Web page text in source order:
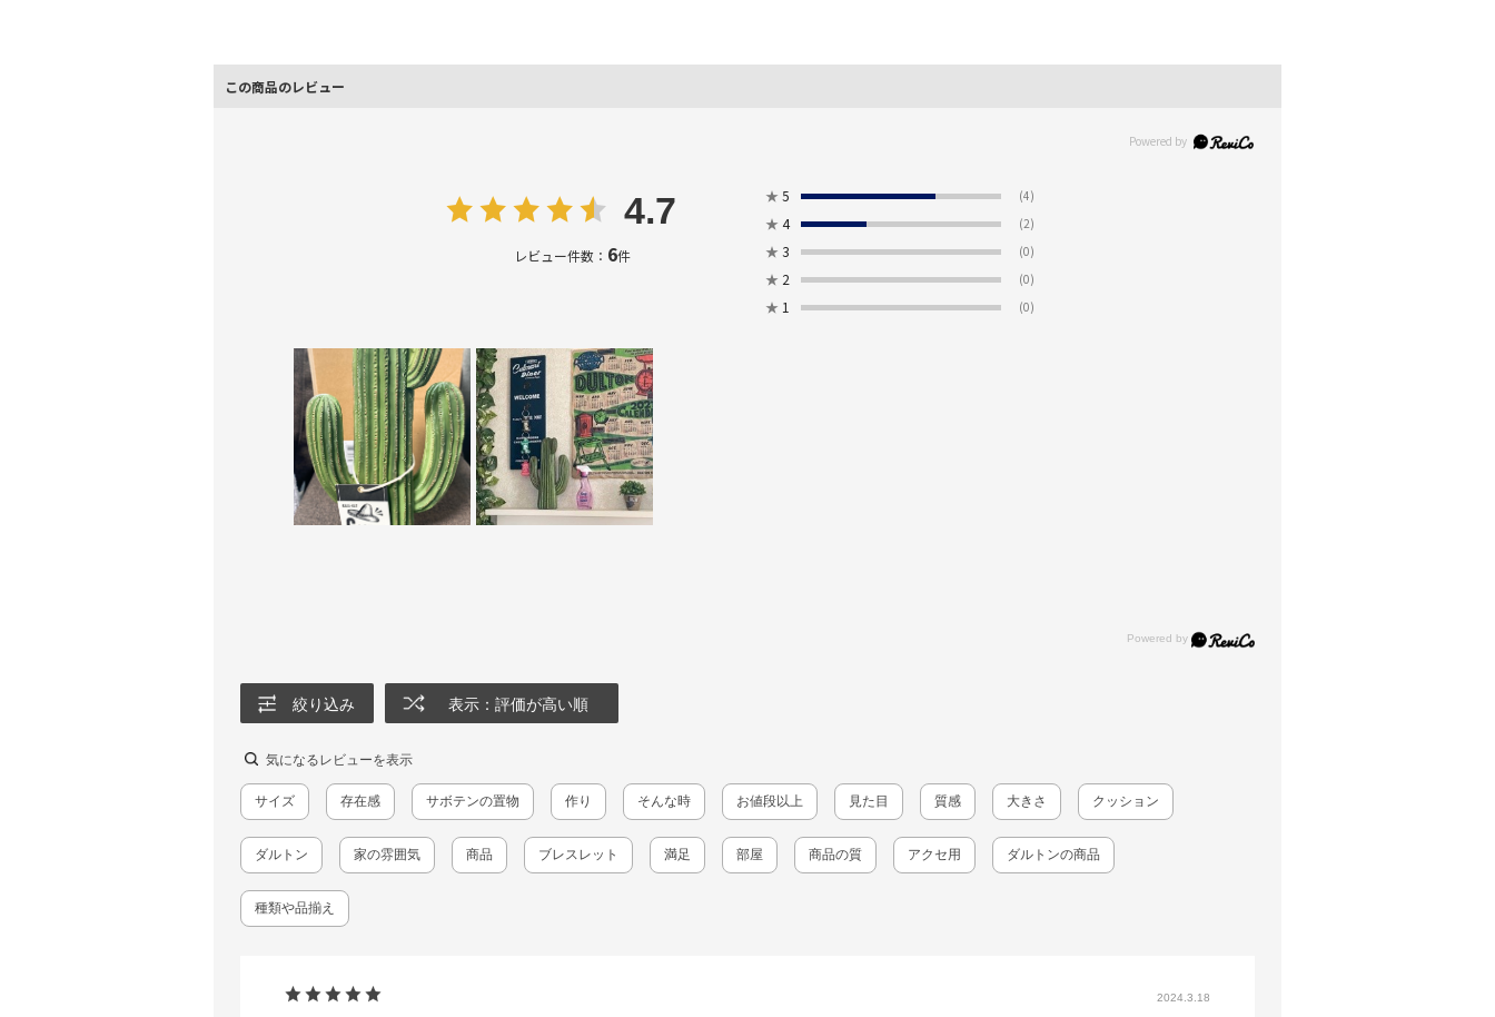
この商品のレビュー
4.7
レビュー件数： 6件
★ 5 (4)
★ 4 (2)
★ 3 (0)
★ 2 (0)
★ 1 (0)
絞り込み 表示：評価が高い順
気になるレビューを表示
サイズ 存在感 サボテンの置物 作り そんな時 お値段以上 見た目 質感 大きさ クッション
ダルトン 家の雰囲気 商品 ブレスレット 満足 部屋 商品の質 アクセ用 ダルトンの商品
種類や品揃え
2024.3.18